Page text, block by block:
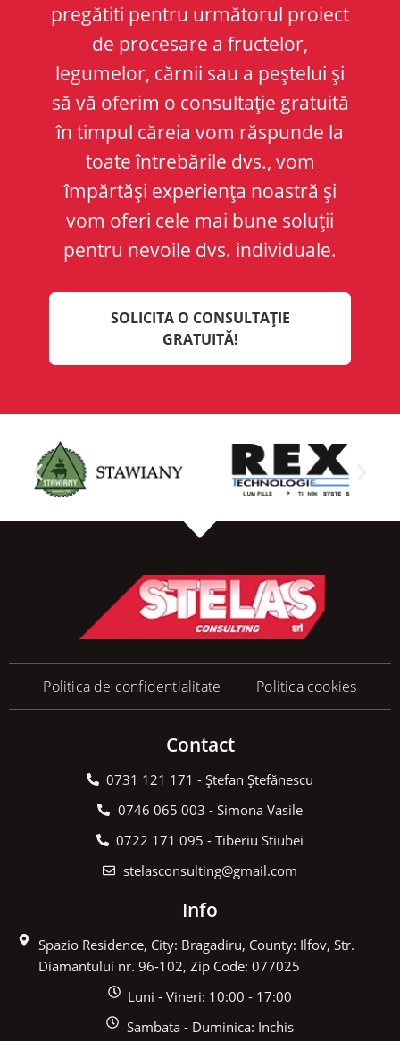
pregătiti pentru următorul proiect
de procesare a fructelor,
legumelor, cărnii sau a peștelui și
să vă oferim o consultație gratuită
în timpul căreia vom răspunde la
toate întrebările dvs., vom
împărtăși experiența noastră și
vom oferi cele mai bune soluții
pentru nevoile dvs. individuale.
SOLICITA O CONSULTAȚIE
GRATUITĂ!
Politica de confidentialitate Politica cookies
Contact
0731 121 171 - Ștefan Ștefănescu
0746 065 003 - Simona Vasile
0722 171 095 - Tiberiu Stiubei
stelasconsulting@gmail.com
Info
Spazio Residence, City: Bragadiru, County: Ilfov, Str.
Diamantului nr. 96-102, Zip Code: 077025
Luni - Vineri: 10:00 - 17:00
Sambata - Duminica: Inchis